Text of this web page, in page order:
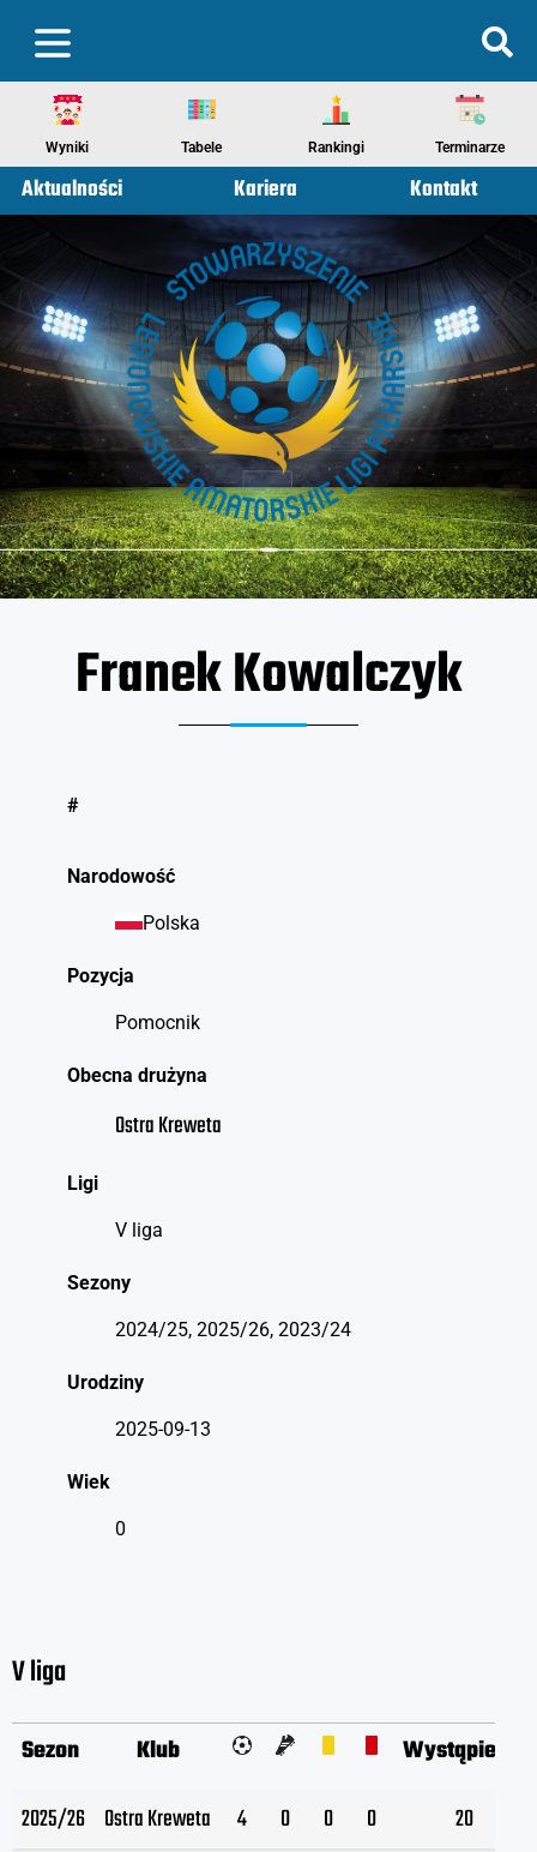
Wyniki Tabele Rankingi Terminarze
Aktualności Kariera Kontakt
Franek Kowalczyk
#
Narodowość
Polska
Pozycja
Pomocnik
Obecna drużyna
Ostra Kreweta
Ligi
V liga
Sezony
2024/25, 2025/26, 2023/24
Urodziny
2025-09-13
Wiek
0
V liga
Sezon Klub
Wystąpienia
2025/26 Ostra Kreweta 4 0 0 0 20